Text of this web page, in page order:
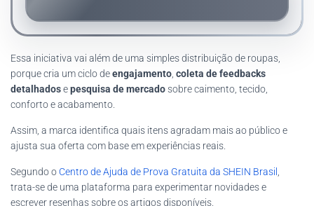
Essa iniciativa vai além de uma simples distribuição de roupas,
porque cria um ciclo deengajamento coleta de feedbacks
detalhadosepesquisa de mercadosobre caimento, tecido,
conforto e acabamento.
Assim, a marca identifica quais itens agradam mais ao público e
ajusta sua oferta com base em experiências reais.
Segundo o Centro de Ajuda de Prova Gratuita da SHEIN Brasil
trata-se de uma plataforma para experimentar novidades e
escrever resenhas sobre os artigos disponíveis.